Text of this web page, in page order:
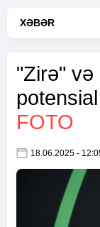
XƏBƏR
"Zirə" və
FOTO
18.06.2025 -